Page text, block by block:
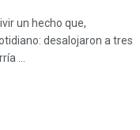
un hecho que,
desalojaron a tres
...